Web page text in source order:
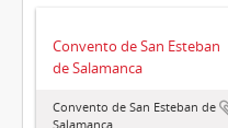
Convento de San Esteban
de Salamanca
Convento de San Esteban de
Salamanca